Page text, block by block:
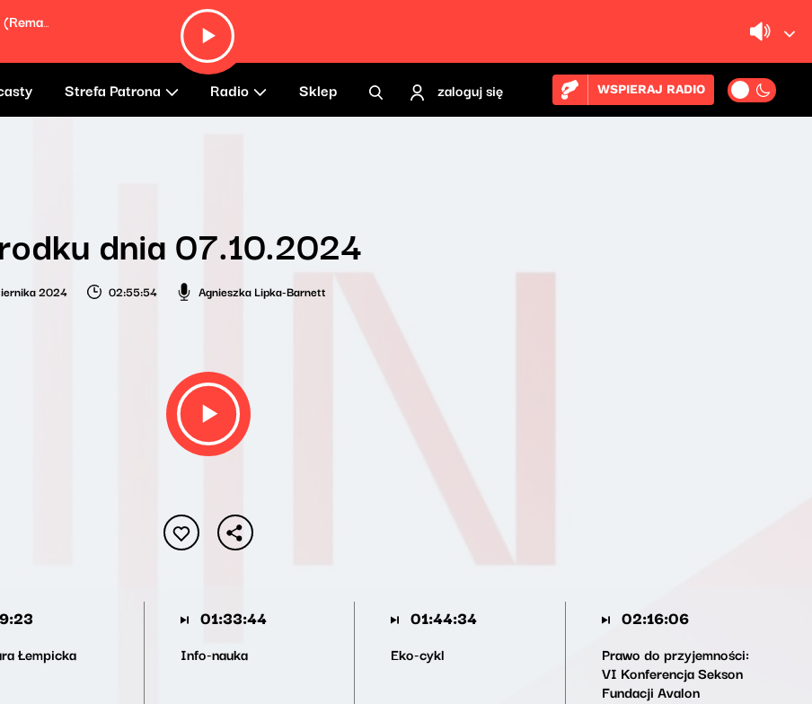
Sgt. Pepper's Lonely Hearts Club Band (Remastered 2009)
Strefa Patrona Radio Sklep zaloguj się WSPIERAJ RADIO
dnia 07.10.2024
2024 02:55:54 Agnieszka Lipka-Barnett
Łempicka
01:33:44
Info-nauka
01:44:34
Eko-cykl
02:16:06
Prawo do przyjemności:
VI Konferencja Sekson
Fundacji Avalon